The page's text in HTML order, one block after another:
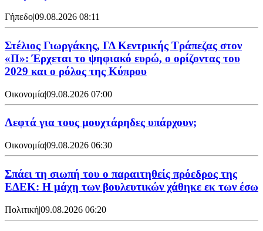
Γήπεδο|09.08.2026 08:11
Στέλιος Γιωργάκης, ΓΔ Κεντρικής Τράπεζας στον
«Π»: Έρχεται το ψηφιακό ευρώ, ο ορίζοντας του
2029 και ο ρόλος της Κύπρου
Οικονομία|09.08.2026 07:00
Λεφτά για τους μουχτάρηδες υπάρχουν;
Οικονομία|09.08.2026 06:30
Σπάει τη σιωπή του ο παραιτηθείς πρόεδρος της
ΕΔΕΚ: Η μάχη των βουλευτικών χάθηκε εκ των έσω
Πολιτική|09.08.2026 06:20